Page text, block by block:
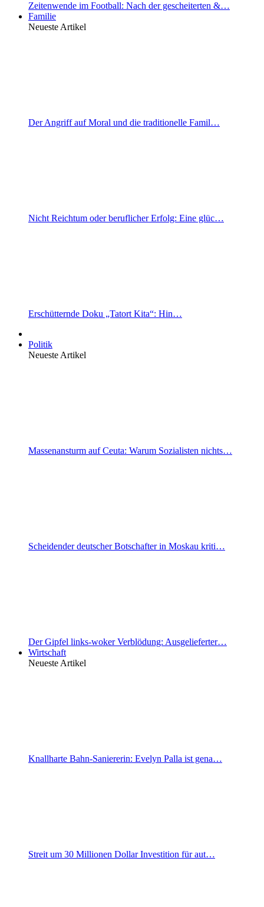
Zeitenwende im Football: Nach der gescheiterten &…
Familie
Neueste Artikel
Der Angriff auf Moral und die traditionelle Famil…
Nicht Reichtum oder beruflicher Erfolg: Eine glüc…
Erschütternde Doku „Tatort Kita“: Hin…
Politik
Neueste Artikel
Massenansturm auf Ceuta: Warum Sozialisten nichts…
Scheidender deutscher Botschafter in Moskau kriti…
Der Gipfel links-woker Verblödung: Ausgelieferter…
Wirtschaft
Neueste Artikel
Knallharte Bahn-Saniererin: Evelyn Palla ist gena…
Streit um 30 Millionen Dollar Investition für aut…